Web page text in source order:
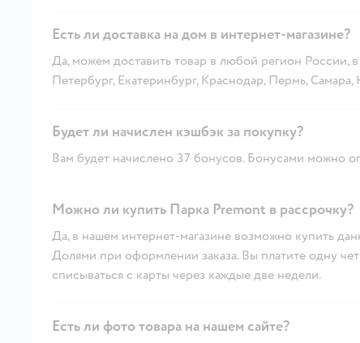
Есть ли доставка на дом в интернет-магазине?
Да, можем доставить товар в любой регион России,
Петербург, Екатеринбург, Краснодар, Пермь,
Будет ли начислен кэшбэк за покупку?
Вам будет начислено 37 бонусов. Бонусами можно
Можно ли купить Парка Premont в рассрочку?
Да, в нашем интернет-магазине возможно купить
Долями при оформлении заказа. Вы платите одну
списываться с карты через каждые две недели.
Есть ли фото товара на нашем сайте?